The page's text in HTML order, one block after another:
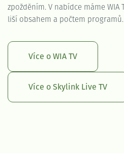
zpožděním. V nabídce máme WIA
liší obsahem a počtem programů.
Více o WIA TV
Více o Skylink Live TV